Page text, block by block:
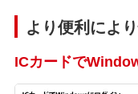
より便利によ
ICカードで